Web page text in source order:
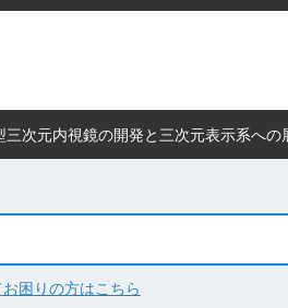
次元内視鏡の開発と三次元表示系への
お困りの方はこちら